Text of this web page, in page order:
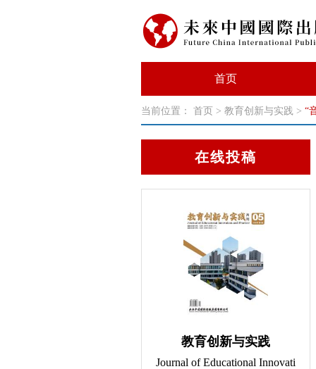
首页
当前位置： 首页 > 教育创新与实践 > “
在线投稿
教育创新与实践
Journal of Educational Innovati